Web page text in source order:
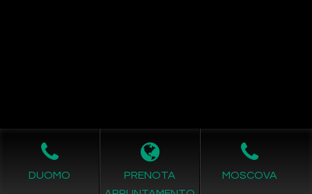
Leggi L'informativa privacy-Richiesta Cancellazione Dati
DUOMO
PRENOTA
MOSCOVA